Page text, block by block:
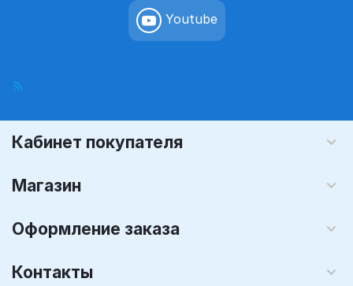
Youtube
Кабинет покупателя
Магазин
Оформление заказа
Контакты